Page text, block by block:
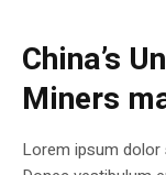
China’s
Miners
Lorem ipsum